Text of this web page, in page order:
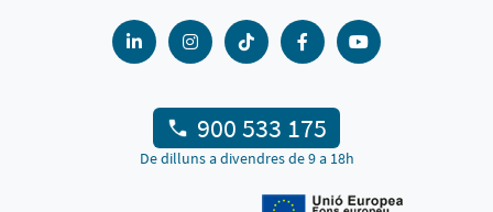
900 533 175
De dilluns a divendres de 9 a 18h